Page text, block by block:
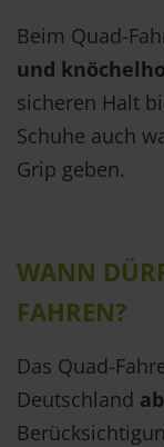
Beim Quad-
und
sicheren Halt
Schuhe auch
Grip geben.
WANN
FAHREN?
Das Quad-
Deutschland